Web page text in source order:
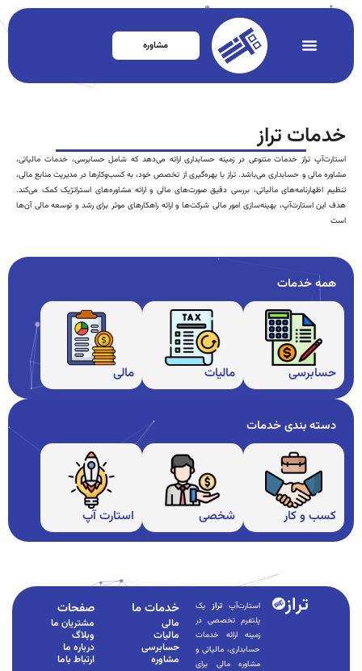
مشاوره
خدمات تراز
استارت‌آپ تراز خدمات متنوعی در زمینه حسابداری ارائه می‌دهد که شامل حسابرسی، خدمات مالیاتی،
مشاوره مالی و حسابداری می‌باشد. تراز با بهره‌گیری از تخصص خود، به کسب‌وکارها در مدیریت منابع مالی،
تنظیم اظهارنامه‌های مالیاتی، بررسی دقیق صورت‌های مالی و ارائه مشاوره‌های استراتژیک کمک می‌کند.
هدف این استارت‌آپ، بهینه‌سازی امور مالی شرکت‌ها و ارائه راهکارهای موثر برای رشد و توسعه مالی آن‌ها
است
همه خدمات
حسابرسی مالیات مالی
دسته بندی خدمات
کسب و کار شخصی استارت آپ
تراز استارت‌آپ تراز یک
پلتفرم تخصصی در
زمینه ارائه خدمات
حسابداری، مالیاتی و
مشاوره مالی برای
خدمات ما
مالی
مالیات
حسابرسی
مشاوره
صفحات
مشتریان ما
وبلاگ
درباره ما
ارتباط باما